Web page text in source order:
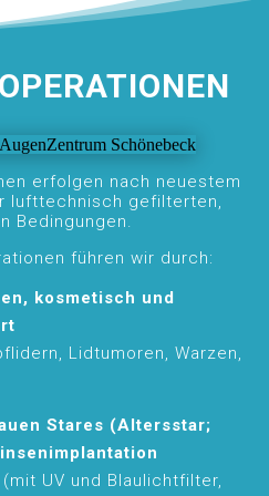
erfolgen nach neuestem
lufttechnisch gefilterten,
Bedingungen.
führen wir durch:
kosmetisch und
Lidtumoren, Warzen,
Stares (Altersstar;
UV und Blaulichtfilter,